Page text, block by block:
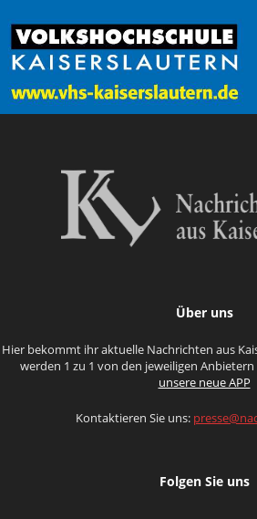
Über uns
Hier bekommt ihr aktuelle Nachrichten aus
werden 1 zu 1 von den jeweiligen
unsere neue APP
Kontaktieren Sie uns:
Folgen Sie uns